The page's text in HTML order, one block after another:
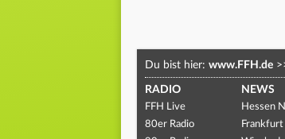
Du bist hier: www.FFH.de
RADIO
FFH Live
80er Radio
NEWS
Hessen